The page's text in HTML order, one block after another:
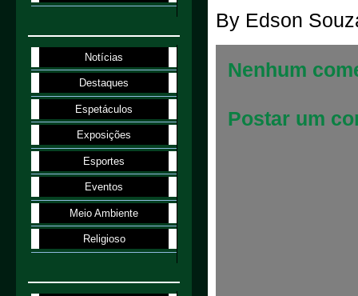
By Edson
Nenhum
Postar um
Notícias
Destaques
Espetáculos
Exposições
Esportes
Eventos
Meio Ambiente
Religioso